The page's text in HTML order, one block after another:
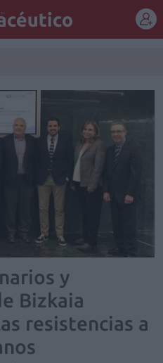
y
Bizkaia
resistencias a